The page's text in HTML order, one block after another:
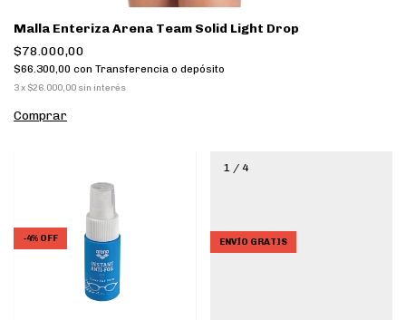
Malla Enteriza Arena Team Solid Light Drop
$78.000,00
$66.300,00 con Transferencia o depósito
3x $26.000,00 sin interés
Comprar
-4% OFF
1 / 4
ENVÍO GRATIS